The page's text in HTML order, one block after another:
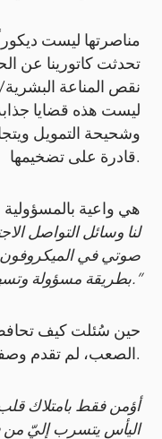
مناصرتها ليست
تحدثت كاتورينا عن
نقص المناعة
ليست هذه قضايا جذابة
وشحيحة التمويل
قادرة على تضخيمها.
هي واعية بالمسؤولية
لنا وسائل التواصل
صوتي في الميكروفون.
بطريقة مسؤولة وتسهم في قضية أكبر مني.”
حين سُئلت كيف
الصعب، لم تقدم وصفة. قدمت توجهاً.
اليأس يتسرب إليّ من